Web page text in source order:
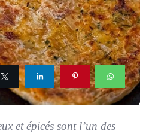
et épicés sont l’un des